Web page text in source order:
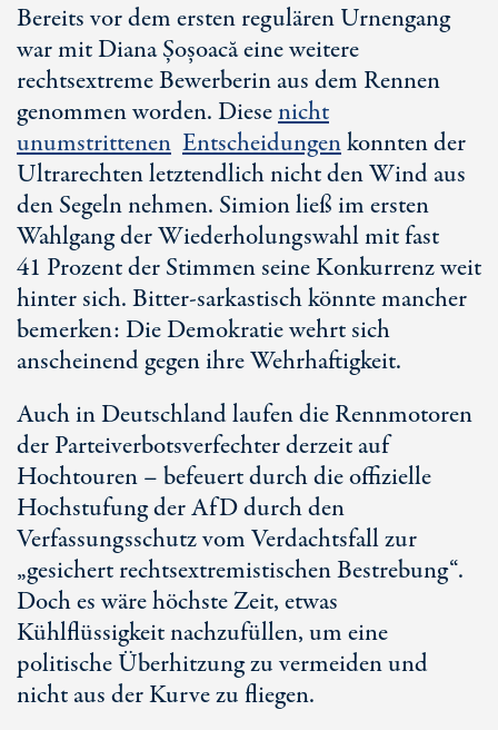
Bereits vor dem ersten regulären Urnengang
war mit Diana Șoșoacă eine weitere
rechtsextreme Bewerberin aus dem Rennen
genommen worden. Diesenicht
unumstrittenen Entscheidungenkonnten der
Ultrarechten letztendlich nicht den Wind aus
den Segeln nehmen. Simion ließ im ersten
Wahlgang der Wiederholungswahl mit fast
41 Prozentder Stimmen seine Konkurrenz weit
hinter sich. Bitter-sarkastisch könnte mancher
bemerken: Die Demokratie wehrt sich
anscheinend gegen ihre Wehrhaftigkeit.
Auch in Deutschland laufen die Rennmotoren
der Parteiverbotsverfechter derzeit auf
Hochtouren – befeuert durch die offizielle
Hochstufung der AfD durch den
Verfassungsschutz vom Verdachtsfall zur
„gesichert rechtsextremistischen Bestrebung“.
Doch es wäre höchste Zeit, etwas
Kühlflüssigkeit nachzufüllen, um eine
politische Überhitzung zu vermeiden und
nicht aus der Kurve zu fliegen.